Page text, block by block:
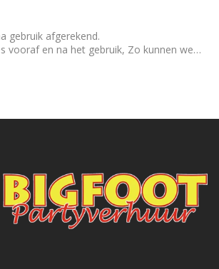
gebruik afgerekend.
vooraf en na het gebruik, Zo kunnen we
kg